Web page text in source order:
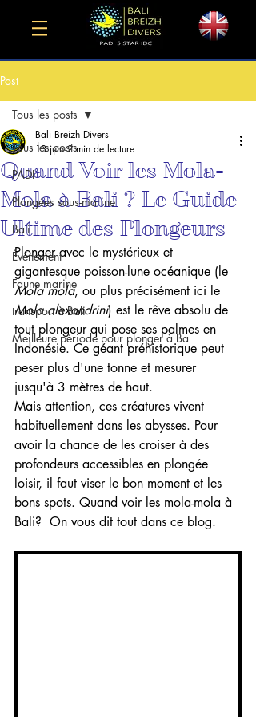
Post
Tous les posts
PADI
Plongées sous-marine
Bali
Événement
Faune marine
transport à Bali
Meilleure période pour plonger à Ba
Tous les posts
Quand Voir les Mola-
Mola à Bali ? Le Guide
Ultime des Plongeurs
Bali Breizh Divers
13 juin 2 min de lecture
Plonger avec le mystérieux et
gigantesque poisson-lune océanique (le
Mola mola, ou plus précisément ici le
Mola alexandrini) est le rêve absolu de
tout plongeur qui pose ses palmes en
Indonésie. Ce géant préhistorique peut
peser plus d'une tonne et mesurer
jusqu'à 3 mètres de haut.
Mais attention, ces créatures vivent
habituellement dans les abysses. Pour
avoir la chance de les croiser à des
profondeurs accessibles en plongée
loisir, il faut viser le bon moment et les
bons spots. Quand voir les mola-mola à
Bali?  On vous dit tout dans ce blog.